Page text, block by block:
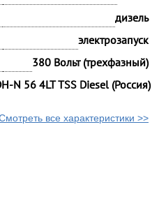
дизель
электрозапуск
380 Вольт (трехфазный)
N 56 4LT TSS Diesel (Россия)
все характеристики >>